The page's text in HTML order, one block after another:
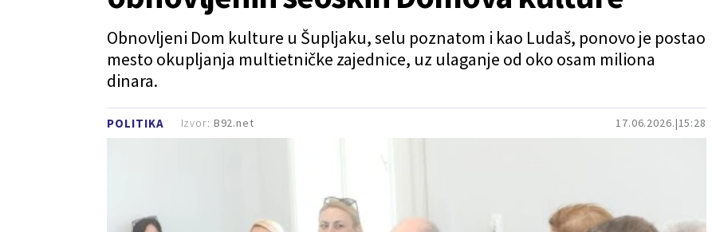
POLITIKA 17.06.2026. 15:28
Obnovljeni Dom kulture u Šupljaku, selu poznatom i kao Ludaš, ponovo je postao
mesto okupljanja multietničke zajednice, uz ulaganje od oko osam miliona
dinara.
Izvor: B92.net